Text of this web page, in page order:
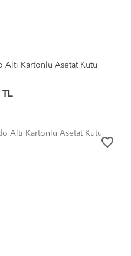
Altı Kartonlu Asetat Kutu
TL
favorite_border